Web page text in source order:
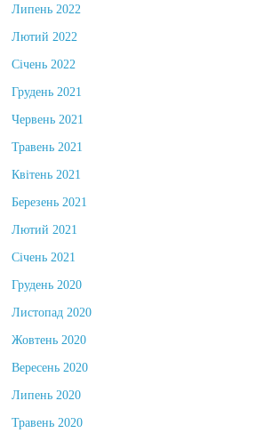
Липень 2022
Лютий 2022
Січень 2022
Грудень 2021
Червень 2021
Травень 2021
Квітень 2021
Березень 2021
Лютий 2021
Січень 2021
Грудень 2020
Листопад 2020
Жовтень 2020
Вересень 2020
Липень 2020
Травень 2020